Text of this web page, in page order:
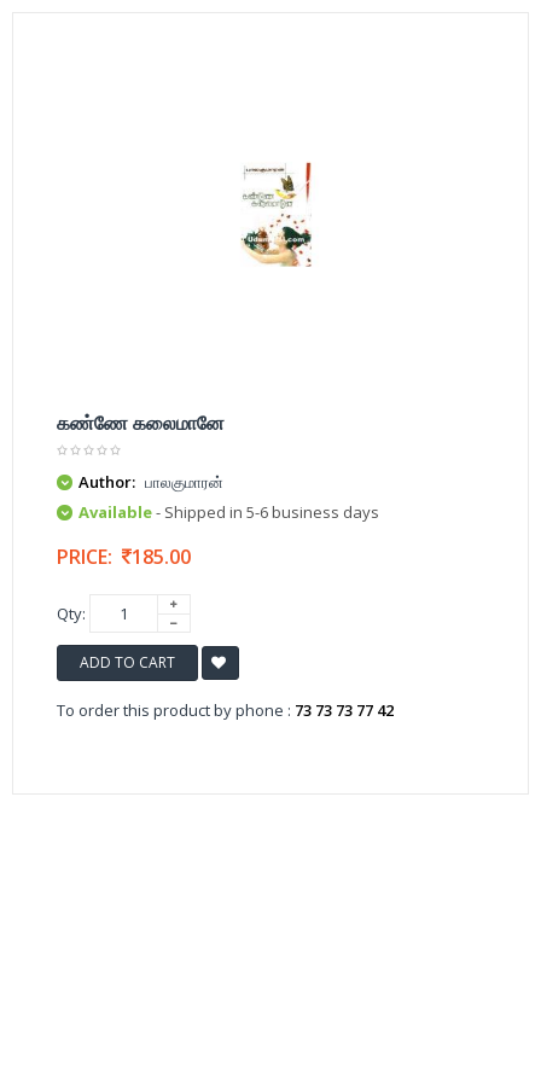
கண்ணே கலைமானே
Author: பாலகுமாரன்
Available- Shipped in 5-6 business days
PRICE: 185.00
Qty:
ADD TO CART
To order this product by phone : 73 73 73 77 42